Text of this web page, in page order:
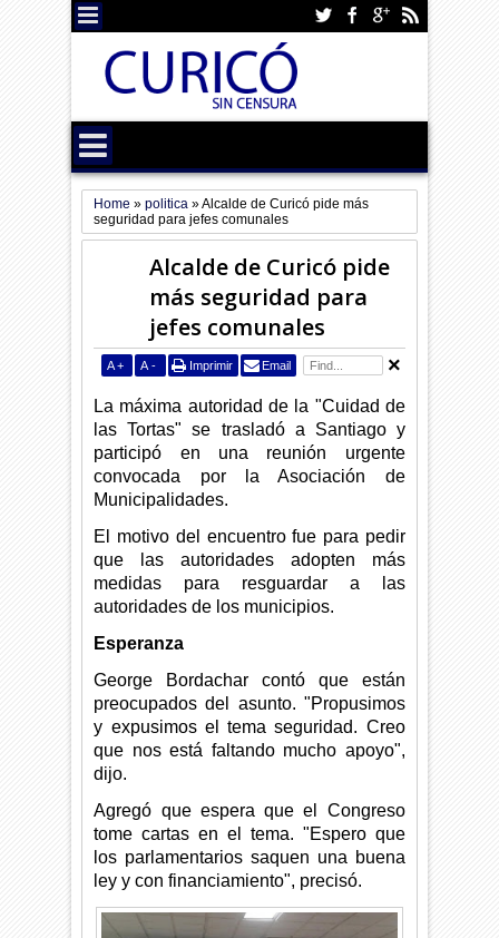
Home »politica »Alcalde de Curicó pide más
seguridad para jefes comunales
Alcalde de Curicó pide
más seguridad para
jefes comunales
A + A - Imprimir Email
La máxima autoridad de la "Cuidad de
las Tortas" se trasladó a Santiago y
participó en una reunión urgente
convocada por la Asociación de
Municipalidades.
El motivo del encuentro fue para pedir
que las autoridades adopten más
medidas para resguardar a las
autoridades de los municipios.
Esperanza
George Bordachar contó que están
preocupados del asunto. "Propusimos
y expusimos el tema seguridad. Creo
que nos está faltando mucho apoyo",
dijo.
Agregó que espera que el Congreso
tome cartas en el tema. "Espero que
los parlamentarios saquen una buena
ley y con financiamiento", precisó.